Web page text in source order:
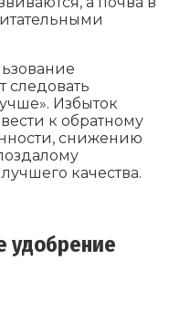
следовать
Избыток
к обратному
снижению
качества.
удобрение